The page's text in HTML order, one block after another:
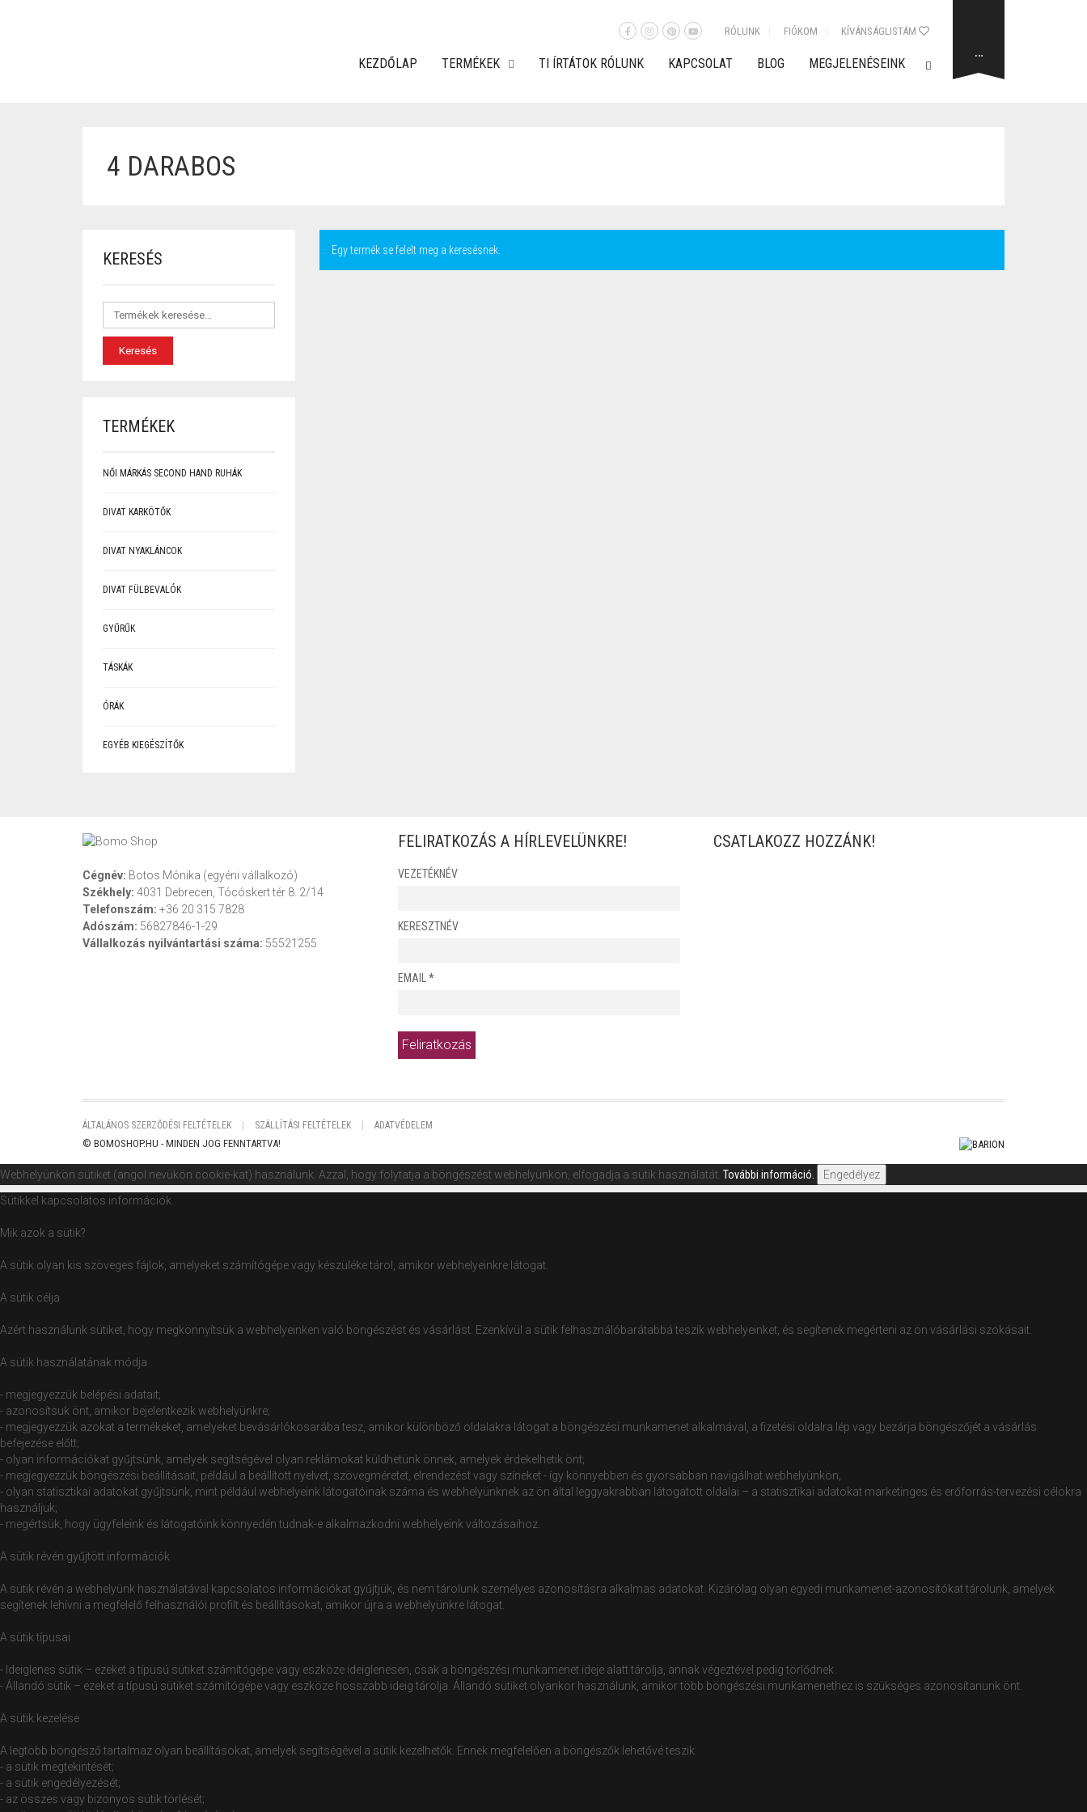
RÓLUNK FIÓKOM KÍVÁNSÁGLISTÁM
KEZDŐLAP TERMÉKEK TI ÍRTÁTOK RÓLUNK KAPCSOLAT BLOG MEGJELENÉSEINK
…
4 DARABOS
Egy termék se felelt meg a keresésnek.
KERESÉS
Keresés
TERMÉKEK
NŐI MÁRKÁS SECOND HAND RUHÁK
DIVAT KARKÖTŐK
DIVAT NYAKLÁNCOK
DIVAT FÜLBEVALÓK
GYŰRŰK
TÁSKÁK
ÓRÁK
EGYÉB KIEGÉSZÍTŐK
Cégnév: Botos Mónika (egyéni vállalkozó)
Székhely: 4031 Debrecen, Tócóskert tér 8. 2/14
Telefonszám: +36 20 315 7828
Adószám: 56827846-1-29
Vállalkozás nyilvántartási száma: 55521255
FELIRATKOZÁS A HÍRLEVELÜNKRE!
VEZETÉKNÉV
KERESZTNÉV
EMAIL *
CSATLAKOZZ HOZZÁNK!
ÁLTALÁNOS SZERZŐDÉSI FELTÉTELEK SZÁLLÍTÁSI FELTÉTELEK ADATVÉDELEM
© BOMOSHOP.HU - MINDEN JOG FENNTARTVA!
Webhelyünkön sütiket (angol nevükön cookie-kat) használunk. Azzal, hogy folytatja a böngészést webhelyünkön, elfogadja a sütik használatát. További információ. Engedélyez
Sütikkel kapcsolatos információk
Mik azok a sütik?
A sütik olyan kis szöveges fájlok, amelyeket számítógépe vagy készüléke tárol, amikor webhelyeinkre látogat.
A sütik célja
Azért használunk sütiket, hogy megkönnyítsük a webhelyeinken való böngészést és vásárlást. Ezenkívül a sütik felhasználóbarátabbá teszik webhelyeinket, és segítenek megérteni az ön vásárlási szokásait.
A sütik használatának módja
- megjegyezzük belépési adatait;
- azonosítsuk önt, amikor bejelentkezik webhelyünkre;
- megjegyezzük azokat a termékeket, amelyeket bevásárlókosarába tesz, amikor különböző oldalakra látogat a böngészési munkamenet alkalmával, a fizetési oldalra lép vagy bezárja böngészőjét a vásárlás
befejezése előtt;
- olyan információkat gyűjtsünk, amelyek segítségével olyan reklámokat küldhetünk önnek, amelyek érdekelhetik önt;
- megjegyezzük böngészési beállításait, például a beállított nyelvet, szövegméretet, elrendezést vagy színeket - így könnyebben és gyorsabban navigálhat webhelyünkön;
- olyan statisztikai adatokat gyűjtsünk, mint például webhelyeink látogatóinak száma és webhelyünknek az ön által leggyakrabban látogatott oldalai – a statisztikai adatokat marketinges és erőforrás-tervezési célokra
használjuk;
- megértsük, hogy ügyfeleink és látogatóink könnyedén tudnak-e alkalmazkodni webhelyeink változásaihoz.
A sütik révén gyűjtött információk
A sütik révén a webhelyünk használatával kapcsolatos információkat gyűjtjük, és nem tárolunk személyes azonosításra alkalmas adatokat. Kizárólag olyan egyedi munkamenet-azonosítókat tárolunk, amelyek
segítenek lehívni a megfelelő felhasználói profilt és beállításokat, amikor újra a webhelyünkre látogat.
A sütik típusai
- Ideiglenes sütik – ezeket a típusú sütiket számítógépe vagy eszköze ideiglenesen, csak a böngészési munkamenet ideje alatt tárolja, annak végeztével pedig törlődnek.
- Állandó sütik – ezeket a típusú sütiket számítógépe vagy eszköze hosszabb ideig tárolja. Állandó sütiket olyankor használunk, amikor több böngészési munkamenethez is szükséges azonosítanunk önt.
A sütik kezelése
A legtöbb böngésző tartalmaz olyan beállításokat, amelyek segítségével a sütik kezelhetők. Ennek megfelelően a böngészők lehetővé teszik:
- a sütik megtekintését;
- a sütik engedélyezését;
- az összes vagy bizonyos sütik törlését;